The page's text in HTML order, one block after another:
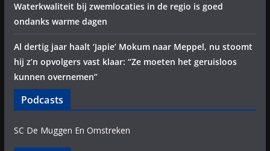
Waterkwaliteit bij zwemlocaties in de regio is goed
ondanks warme dagen
Al dertig jaar haalt ‘Japie’ Mokum naar Meppel, nu stoomt
hij z’n opvolgers vast klaar: “Ze moeten het geruisloos
kunnen overnemen”
Podcasts
SC De Muggen En Omstreken